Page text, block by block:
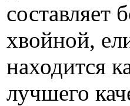
составляет
хвойной,
находится
лучшего